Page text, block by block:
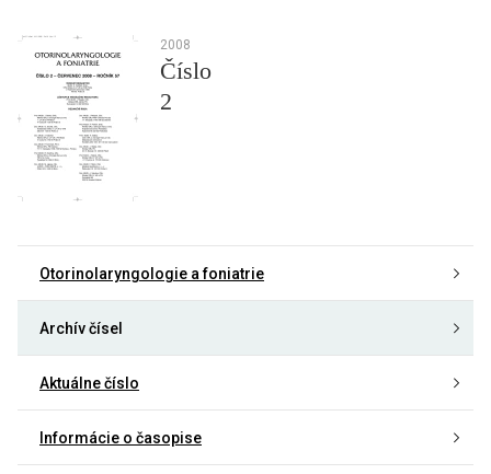
2008
Číslo
2
Otorinolaryngologie a foniatrie
Archív čísel
Aktuálne číslo
Informácie o časopise